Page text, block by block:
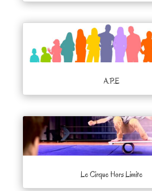
A.P.E
Le Cirque Hors Limite